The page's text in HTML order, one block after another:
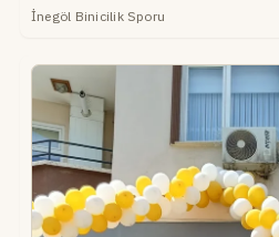
İnegöl Binicilik Sporu